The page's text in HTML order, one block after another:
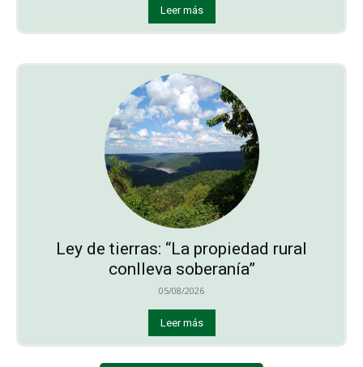
Leer más
Ley de tierras: “La propiedad rural
conlleva soberanía”
05/08/2026
Leer más